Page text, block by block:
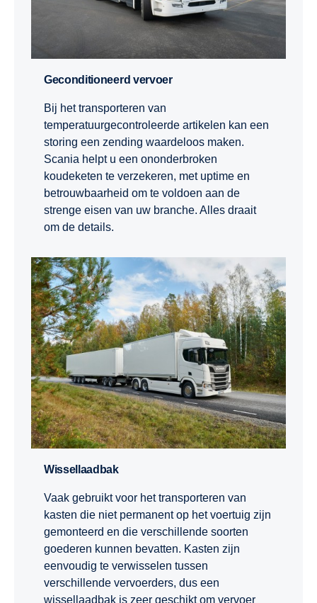
Geconditioneerd vervoer
Bij het transporteren van
temperatuurgecontroleerde artikelen kan een
storing een zending waardeloos maken.
Scania helpt u een ononderbroken
koudeketen te verzekeren, met uptime en
betrouwbaarheid om te voldoen aan de
strenge eisen van uw branche. Alles draait
om de details.
Wissellaadbak
Vaak gebruikt voor het transporteren van
kasten die niet permanent op het voertuig zijn
gemonteerd en die verschillende soorten
goederen kunnen bevatten. Kasten zijn
eenvoudig te verwisselen tussen
verschillende vervoerders, dus een
wissellaadbak is zeer geschikt om vervoer